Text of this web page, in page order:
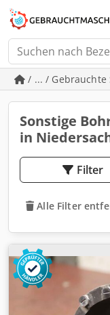
/ ... / Gebrauchte
Sonstige
in
Filter
Alle Filter